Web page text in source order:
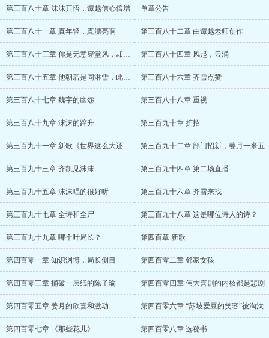
第三百八十章 沫沫开悟，谭越信心倍增 单章公告
第三百八十一章 真年轻，真漂亮啊 第三百八十二章 由谭越老师创作
第三百八十三章 你是无意穿堂风，却偏偏引 第三百八十四章 风起，云涌
第三百八十五章 他朝若是同淋雪，此生也算 第三百八十六章 齐雪点赞
第三百八十七章 魏宇的幽怨 第三百八十八章 重视
第三百八十九章 沫沫的蹿升 第三百九十章 扩招
第三百九十一章 新歌《世界这么大还是遇见 第三百九十二章 部门招新，姜月一米五
第三百九十三章 齐凯见沫沫 第三百九十四章 第二场直播
第三百九十五章 沫沫唱的很好听 第三百九十六章 齐雪来找
第三百九十七章 全诗和全尸 第三百九十八章 这是哪位诗人的诗？
第三百九十九章 哪个叶局长？ 第四百章 新歌
第四百零一章 知识渊博，局长侧目 第四百零二章 邻家女孩
第四百零三章 捅破一层纸的陈子瑜 第四百零四章 伟大喜剧的内核都是悲剧
第四百零五章 姜月的欣喜和激动 第四百零六章 “苏坡爱豆的笑容”被淘汰
第四百零七章 《那些花儿》 第四百零八章 选秘书